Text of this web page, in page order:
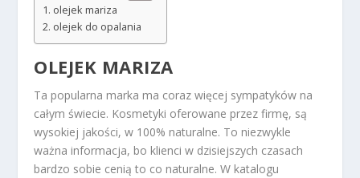
olejek mariza
olejek do opalania
OLEJEK MARIZA
Ta popularna marka ma coraz więcej sympatyków na
całym świecie. Kosmetyki oferowane przez firmę, są
wysokiej jakości, w 100% naturalne. To niezwykle
ważna informacja, bo klienci w dzisiejszych czasach
bardzo sobie cenią to co naturalne. W katalogu